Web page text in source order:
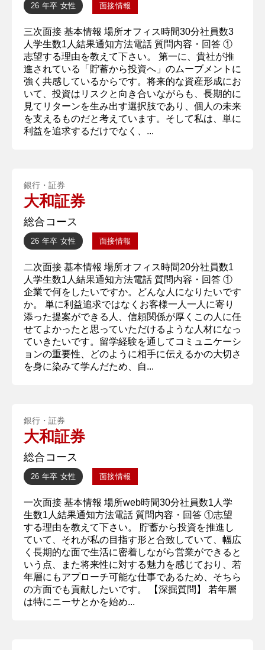
26 年卒 女性 面接情報
三次面接 基本情報 場所オフィス時間30分社員数3
人学生数1人結果通知方法電話 質問内容・回答 ①
志望する理由を教えて下さい。 第一に、貴社が推
進されている「貯蓄から投資へ」のムーブメントに
強く共感しているからです。将来的な資産形成にお
いて、投資はリスクと向き合いながらも、長期的に
見てリターンを生み出す選択肢であり、個人の未来
を支えるものだと考えています。そして私は、単に
利益を追求するだけでなく、...
銀行・証券
大和証券
総合コース
26 年卒 女性 面接情報
二次面接 基本情報 場所オフィス時間20分社員数1
人学生数1人結果通知方法電話 質問内容・回答 ①
企業で何をしたいですか。どんな人になりたいです
か。 単に利益追求ではなくお客様一人一人に寄り
添った提案ができる人、信頼関係が厚くこの人に任
せてよかったと思っていただけるような人材になっ
ていきたいです。留学経験を通してコミュニケーシ
ョンの重要性、どのように相手に伝えるかの大切さ
を身に染みて学んだため、自...
銀行・証券
大和証券
総合コース
26 年卒 女性 面接情報
一次面接 基本情報 場所web時間30分社員数1人学
生数1人結果通知方法電話 質問内容・回答 ①志望
する理由を教えて下さい。 貯蓄から投資を推進し
ていて、それが私の目指す形と合致していて、幅広
く長期的な面で生活に密着しながら営業ができると
いう点、また将来性に対する魅力を感じており、若
年層にもアプローチ可能な仕事であるため、そちら
の方面でも貢献したいです。 【深掘質問】 若年層
は特にニーサとかを始め...